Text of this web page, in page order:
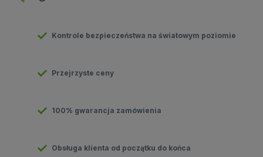
Kontrole bezpieczeństwa na światowym poziomie
Przejrzyste ceny
100% gwarancja zamówienia
Obsługa klienta od początku do końca